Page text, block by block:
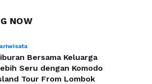
NOW
Bersama Keluarga
Seru dengan Komodo
Tour From Lombok